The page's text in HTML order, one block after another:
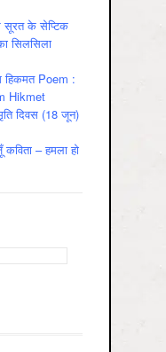
सूरत के सेप्टिक
सिलसिला
हिकमत Poem :
Hikmet
दिवस (18 जून)
– हमला हो